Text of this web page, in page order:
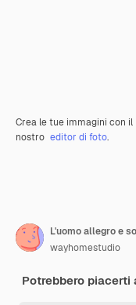
Crea le tue immagini con il
nostro editor di foto.
wayhomestudio
Potrebbero piacerti